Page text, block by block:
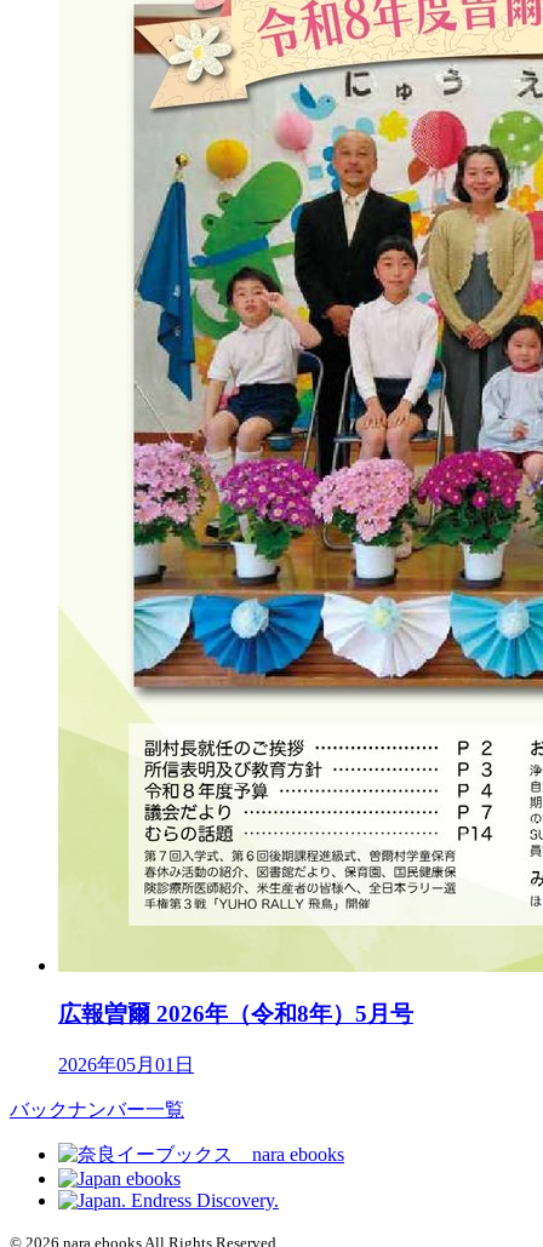
広報曽爾 2026年（令和8年）5月号
2026年05月01日
バックナンバー一覧
© 2026 nara ebooks All Rights Reserved.